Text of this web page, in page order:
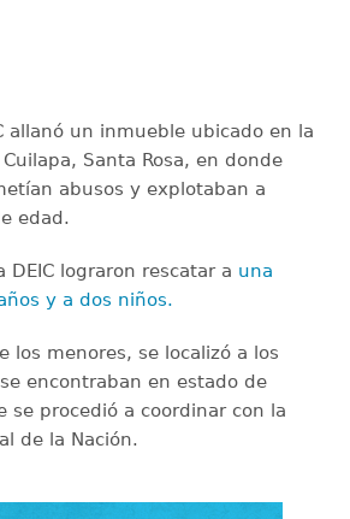
allanó un inmueble ubicado en la
Santa Rosa, en donde
abusos y explotaban a
edad.
DEIC lograron rescatar a una
y a dos niños.
los menores, se localizó a los
encontraban en estado de
se procedió a coordinar con la
de la Nación.